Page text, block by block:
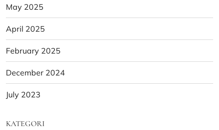
May 2025
April 2025
February 2025
December 2024
July 2023
KATEGORI